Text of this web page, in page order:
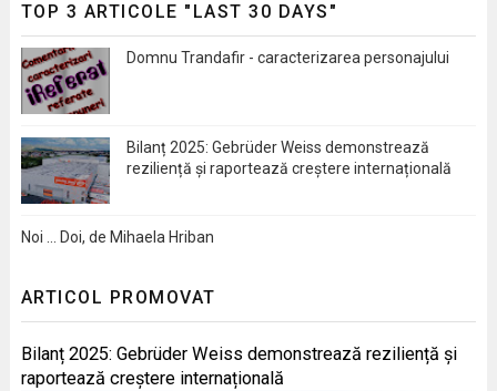
TOP 3 ARTICOLE "LAST 30 DAYS"
Domnu Trandafir - caracterizarea personajului
Bilanț 2025: Gebrüder Weiss demonstrează
reziliență și raportează creștere internațională
Noi … Doi, de Mihaela Hriban
ARTICOL PROMOVAT
Bilanț 2025: Gebrüder Weiss demonstrează reziliență și
raportează creștere internațională